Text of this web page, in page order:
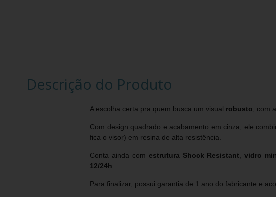
Descrição do Produto
A escolha certa pra quem busca um visual robusto, com
Com design quadrado e acabamento em cinza, ele
fica o visor) em resina de alta resistência.
Conta ainda com estrutura Shock Resistant,vidro
12/24h.
Para finalizar, possui garantia de 1 ano do fabricante e